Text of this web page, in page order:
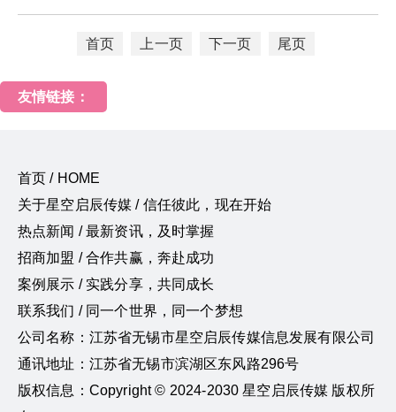
首页 上一页 下一页 尾页
友情链接：
首页 / HOME
关于星空启辰传媒 / 信任彼此，现在开始
热点新闻 / 最新资讯，及时掌握
招商加盟 / 合作共赢，奔赴成功
案例展示 / 实践分享，共同成长
联系我们 / 同一个世界，同一个梦想
公司名称：江苏省无锡市星空启辰传媒信息发展有限公司
通讯地址：江苏省无锡市滨湖区东风路296号
版权信息：Copyright © 2024-2030 星空启辰传媒 版权所